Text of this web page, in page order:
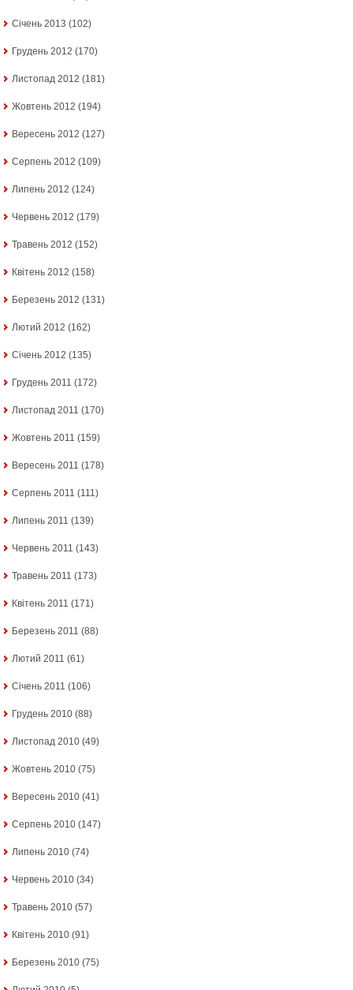
Січень 2013 (102)
Грудень 2012 (170)
Листопад 2012 (181)
Жовтень 2012 (194)
Вересень 2012 (127)
Серпень 2012 (109)
Липень 2012 (124)
Червень 2012 (179)
Травень 2012 (152)
Квітень 2012 (158)
Березень 2012 (131)
Лютий 2012 (162)
Січень 2012 (135)
Грудень 2011 (172)
Листопад 2011 (170)
Жовтень 2011 (159)
Вересень 2011 (178)
Серпень 2011 (111)
Липень 2011 (139)
Червень 2011 (143)
Травень 2011 (173)
Квітень 2011 (171)
Березень 2011 (88)
Лютий 2011 (61)
Січень 2011 (106)
Грудень 2010 (88)
Листопад 2010 (49)
Жовтень 2010 (75)
Вересень 2010 (41)
Серпень 2010 (147)
Липень 2010 (74)
Червень 2010 (34)
Травень 2010 (57)
Квітень 2010 (91)
Березень 2010 (75)